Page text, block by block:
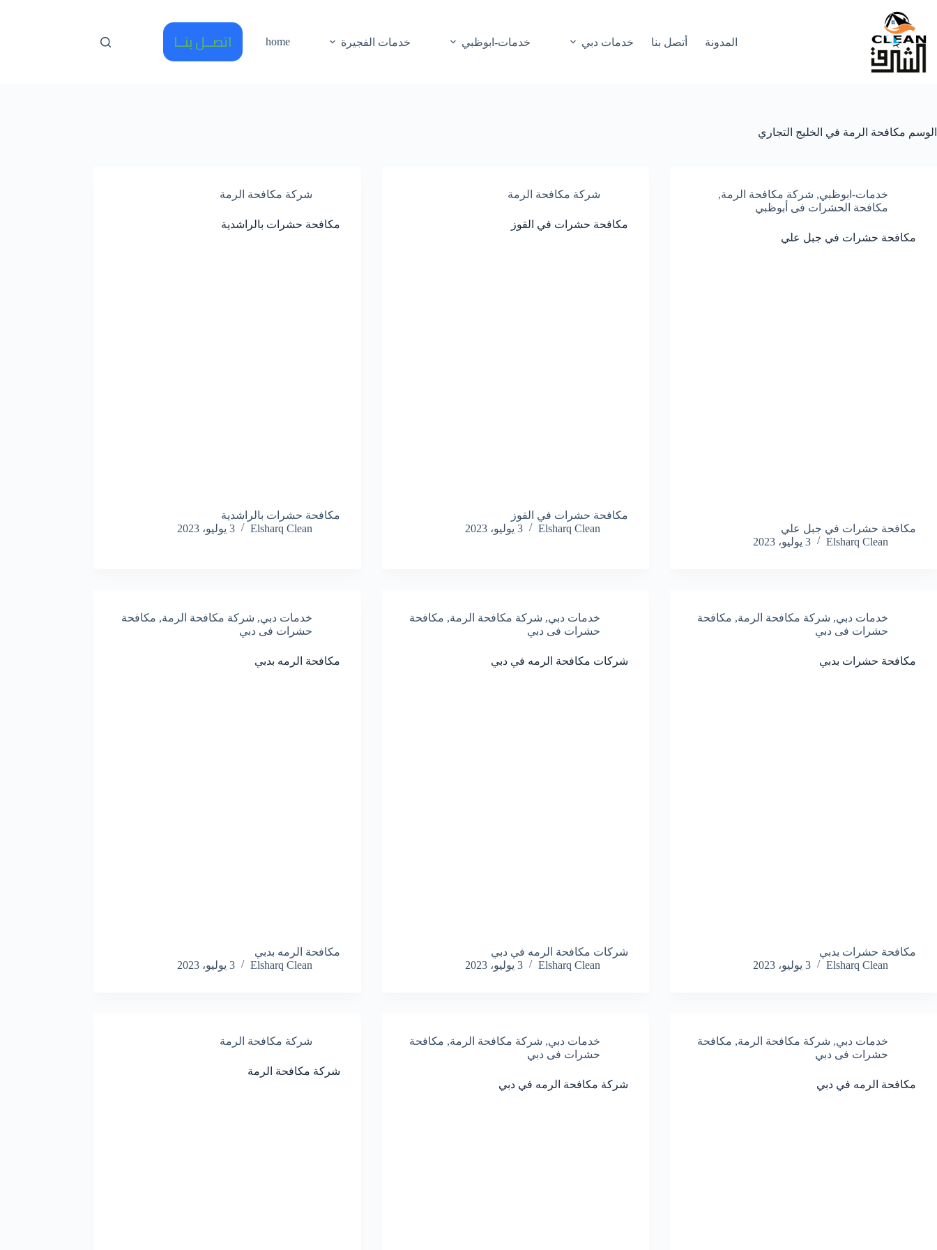
المحتوى
المدونة أتصل بنا خدمات دبي خدمات-ابوظبي خدمات الفجيرة home اتصــل بنــا
الوسم مكافحة الرمة في الخليج التجاري
خدمات-ابوظبي, شركة مكافحة الرمة,
مكافحة الحشرات فى أبوظبي
مكافحة حشرات في جبل علي
مكافحة حشرات في جبل علي
Elsharq Clean
3 يوليو، 2023
شركة مكافحة الرمة
مكافحة حشرات في القوز
مكافحة حشرات في القوز
Elsharq Clean
3 يوليو، 2023
شركة مكافحة الرمة
مكافحة حشرات بالراشدية
مكافحة حشرات بالراشدية
Elsharq Clean
3 يوليو، 2023
خدمات دبي, شركة مكافحة الرمة, مكافحة
حشرات فى دبي
مكافحة حشرات بدبي
مكافحة حشرات بدبي
Elsharq Clean
3 يوليو، 2023
خدمات دبي, شركة مكافحة الرمة, مكافحة
حشرات فى دبي
شركات مكافحة الرمه في دبي
شركات مكافحة الرمه في دبي
Elsharq Clean
3 يوليو، 2023
خدمات دبي, شركة مكافحة الرمة, مكافحة
حشرات فى دبي
مكافحة الرمه بدبي
مكافحة الرمه بدبي
Elsharq Clean
3 يوليو، 2023
خدمات دبي, شركة مكافحة الرمة, مكافحة
حشرات فى دبي
مكافحة الرمه في دبي
خدمات دبي, شركة مكافحة الرمة, مكافحة
حشرات فى دبي
شركة مكافحة الرمه في دبي
شركة مكافحة الرمة
شركة مكافحة الرمة